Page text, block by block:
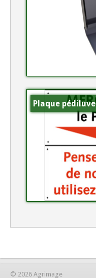
Plaque pédiluve
© 2026 Agrimage